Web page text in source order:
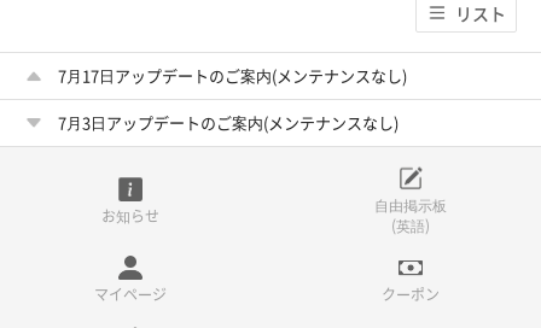
リスト
7月17日アップデートのご案内(メンテナンスなし)
7月3日アップデートのご案内(メンテナンスなし)
お知らせ
自由掲示板
(英語)
マイページ クーポン